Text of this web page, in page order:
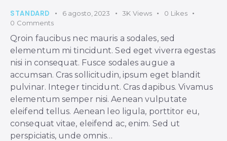
STANDARD 6 agosto, 2023 3K Views 0 Likes
0 Comments
Qroin faucibus nec mauris a sodales, sed
elementum mi tincidunt. Sed eget viverra egestas
nisi in consequat. Fusce sodales augue a
accumsan. Cras sollicitudin, ipsum eget blandit
pulvinar. Integer tincidunt. Cras dapibus. Vivamus
elementum semper nisi. Aenean vulputate
eleifend tellus. Aenean leo ligula, porttitor eu,
consequat vitae, eleifend ac, enim. Sed ut
perspiciatis, unde omnis…